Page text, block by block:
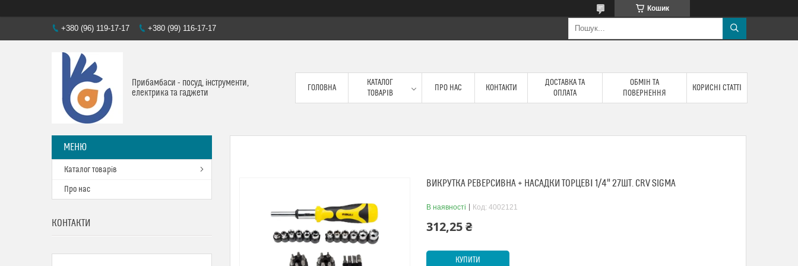
Кошик
+380 (96) 119-17-17 +380 (99) 116-17-17
Прибамбаси - посуд, інструменти,
електрика та гаджети
ГОЛОВНА
КАТАЛОГ
ТОВАРІВ
ПРО НАС КОНТАКТИ
ДОСТАВКА ТА
ОПЛАТА
ОБМІН ТА
ПОВЕРНЕННЯ
КОРИСНІ СТАТТІ
ВИКРУТКА РЕВЕРСИВНА + НАСАДКИ ТОРЦЕВІ 1/4" 27ШТ. CRV SIGMA
В наявності Код: 4002121
312,25 ₴
КУПИТИ
Каталог товарів
Про нас
КОНТАКТИ